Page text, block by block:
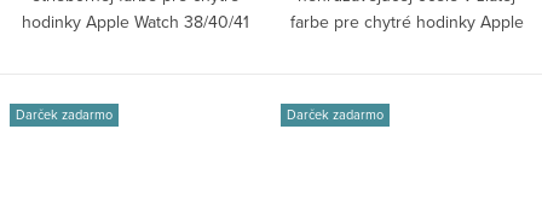
hodinky Apple Watch 38/40/41
farbe pre chytré hodinky Apple
Darček zadarmo Darček zadarmo